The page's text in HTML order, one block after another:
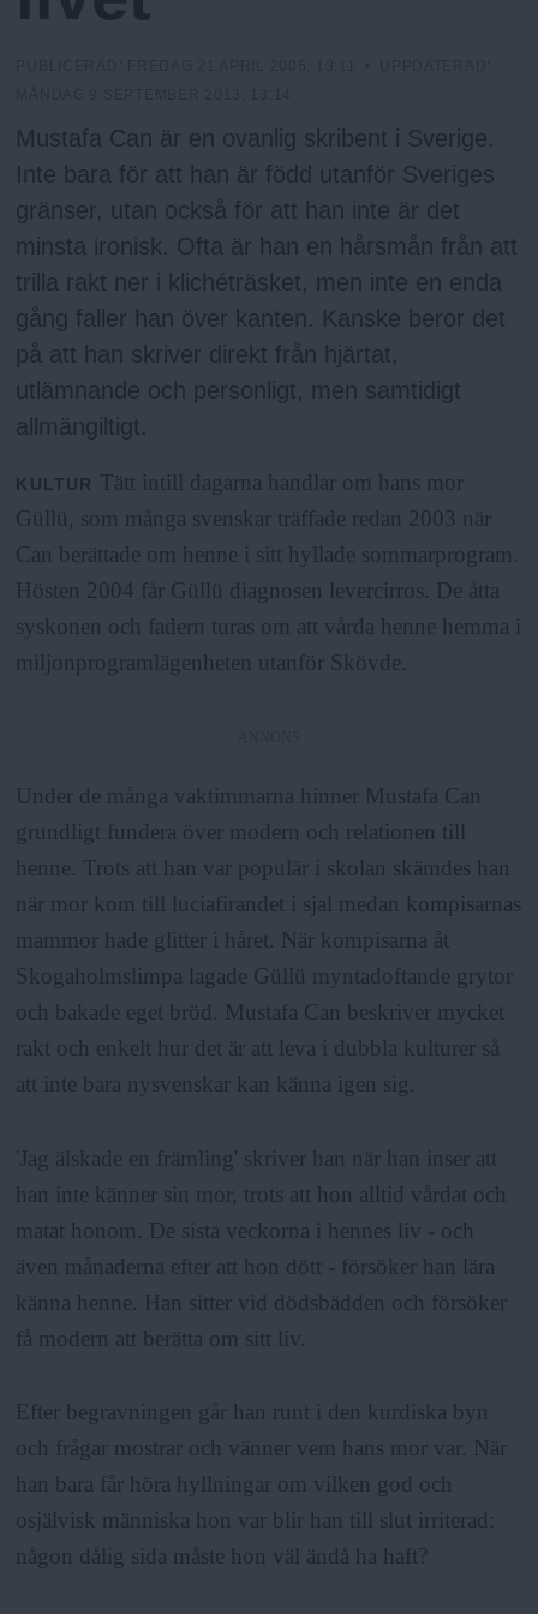
h
l
m
s
F
r
i
a
Mustafa Can är en ovanlig skribent i Sverige.
Inte bara för att han är född utanför Sveriges
gränser, utan också för att han inte är det
minsta ironisk. Ofta är han en hårsmån från att
trilla rakt ner i klichéträsket, men inte en enda
gång faller han över kanten. Kanske beror det
på att han skriver direkt från hjärtat,
utlämnande och personligt, men samtidigt
allmängiltigt.
KULTUR Tätt intill dagarna handlar om hans mor
Güllü, som många svenskar träffade redan 2003 när
Can berättade om henne i sitt hyllade sommarprogram.
Hösten 2004 får Güllü diagnosen levercirros. De åtta
syskonen och fadern turas om att vårda henne hemma i
miljonprogramlägenheten utanför Skövde.
Under de många vaktimmarna hinner Mustafa Can
grundligt fundera över modern och relationen till
henne. Trots att han var populär i skolan skämdes han
när mor kom till luciafirandet i sjal medan kompisarnas
mammor hade glitter i håret. När kompisarna åt
Skogaholmslimpa lagade Güllü myntadoftande grytor
och bakade eget bröd. Mustafa Can beskriver mycket
rakt och enkelt hur det är att leva i dubbla kulturer så
att inte bara nysvenskar kan känna igen sig.
'Jag älskade en främling' skriver han när han inser att
han inte känner sin mor, trots att hon alltid vårdat och
matat honom. De sista veckorna i hennes liv - och
även månaderna efter att hon dött - försöker han lära
känna henne. Han sitter vid dödsbädden och försöker
få modern att berätta om sitt liv.
Efter begravningen går han runt i den kurdiska byn
och frågar mostrar och vänner vem hans mor var. När
han bara får höra hyllningar om vilken god och
osjälvisk människa hon var blir han till slut irriterad:
någon dålig sida måste hon väl ändå ha haft?